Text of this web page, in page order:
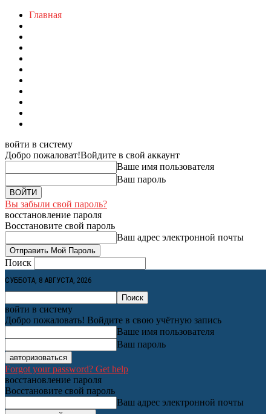
Главная
войти в систему
Добро пожаловат!Войдите в свой аккаунт
Ваше имя пользователя
Ваш пароль
Вы забыли свой пароль?
восстановление пароля
Восстановите свой пароль
Ваш адрес электронной почты
Поиск
СУББОТА, 8 АВГУСТА, 2026
войти в систему
Добро пожаловать! Войдите в свою учётную запись
Ваше имя пользователя
Ваш пароль
Forgot your password? Get help
восстановление пароля
Восстановите свой пароль
Ваш адрес электронной почты